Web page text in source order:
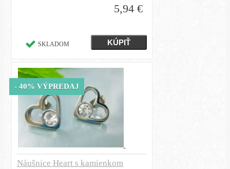
5,94 €
SKLADOM
Náušnice Heart s kamienkom
- 40% VÝPREDAJ